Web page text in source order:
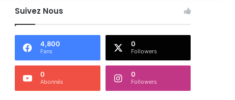
Suivez Nous
4,800
Fans
0
Followers
0
Abonnés
0
Followers